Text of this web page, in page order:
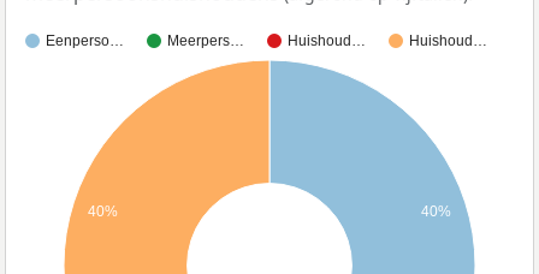
Eenperso… Meerpers… Huishoud… Huishoud…
40%
40%